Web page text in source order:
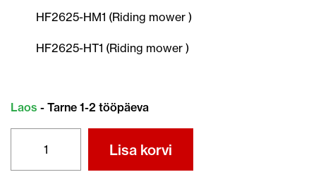
HF2625-HM1 (Riding mower )
HF2625-HT1 (Riding mower )
Laos - Tarne 1-2 tööpäeva
72511-
Lisa korvi